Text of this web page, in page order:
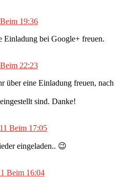
19:36
Einladung bei Google+ freuen.
22:23
über eine Einladung freuen, nach
sind. Danke!
Beim 17:05
eingeladen.. 😉
Beim 16:04